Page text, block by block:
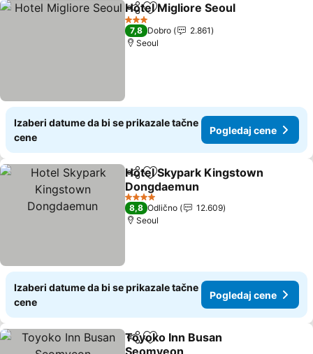
Deli Dodati u favorite
Hotel Migliore Seoul
3 Zvezdice
7,8 Dobro
2.861
Seoul
Izaberi datume da bi se prikazale tačne
cene
Pogledaj cene
Deli Dodati u favorite
Hotel Skypark Kingstown
Dongdaemun
4 Zvezdice
8,8 Odlično
12.609
Seoul
Izaberi datume da bi se prikazale tačne
cene
Pogledaj cene
Deli Dodati u favorite
Toyoko Inn Busan
Seomyeon